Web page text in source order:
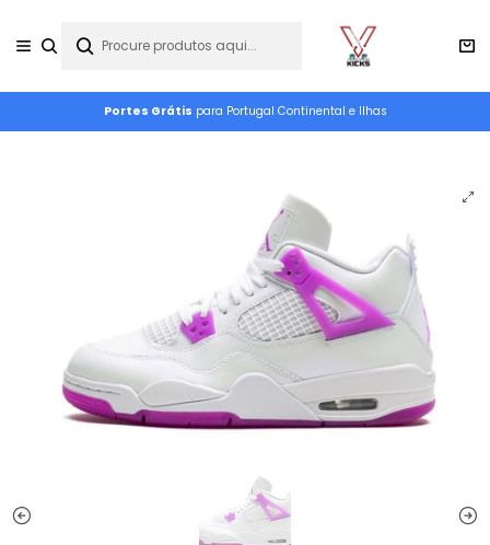
Portes Grátis para Portugal Continental e Ilhas